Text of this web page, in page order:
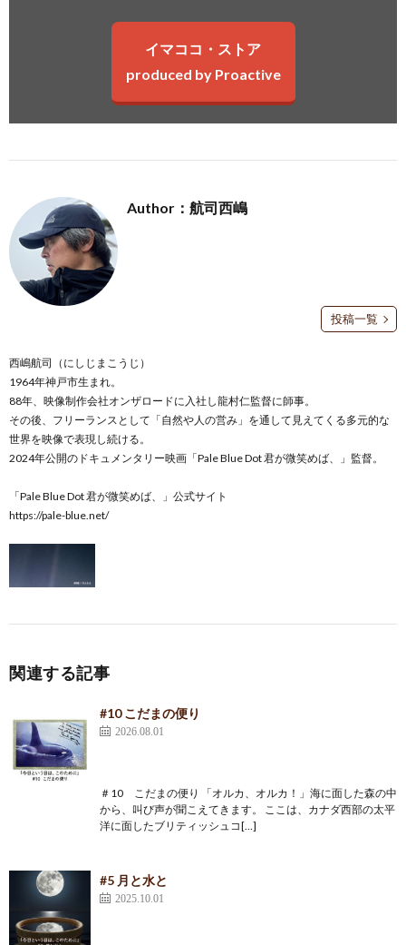
イマココ・ストア
produced by Proactive
Author：航司西嶋
投稿一覧
西嶋航司（にしじまこうじ）
1964年神戸市生まれ。
88年、映像制作会社オンザロードに入社し龍村仁監督に師事。
その後、フリーランスとして「自然や人の営み」を通して見えてくる多元的な
世界を映像で表現し続ける。
2024年公開のドキュメンタリー映画「Pale Blue Dot 君が微笑めば、」監督。
「Pale Blue Dot 君が微笑めば、」公式サイト
https://pale-blue.net/
関連する記事
#10 こだまの便り
2026.08.01
＃10 こだまの便り 「オルカ、オルカ！」海に面した森の中
から、叫び声が聞こえてきます。 ここは、カナダ西部の太平
洋に面したブリティッシュコ[…]
#5 月と水と
2025.10.01